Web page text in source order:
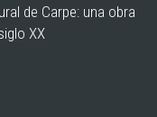
de Carpe: una obra
XX